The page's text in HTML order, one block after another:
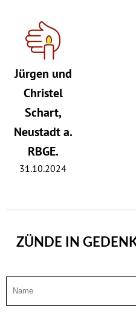
Jürgen und
Christel
Schart,
Neustadt a.
RBGE.
31.10.2024
ZÜNDE IN